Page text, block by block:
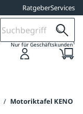
RatgeberServices
Nur für Geschäftskunden1
/ Motoriktafel KENO